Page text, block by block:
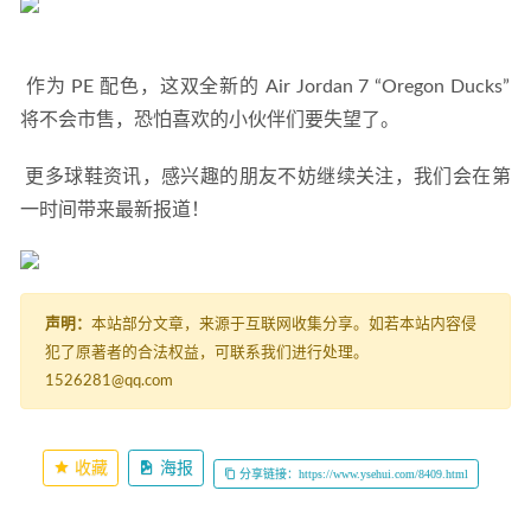
将不会市售，恐怕喜欢的小伙伴们要失望了。
一时间带来最新报道！
声明： 本站部分文章，来源于互联网收集分享。如若本站内容侵
犯了原著者的合法权益，可联系我们进行处理。
1526281@qq.com
收藏 海报 分享链接：https://www.ysehui.com/8409.html